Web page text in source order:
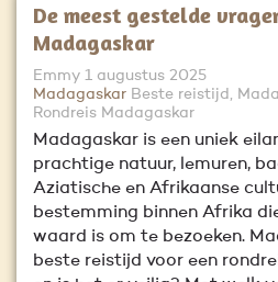
De meest gestelde
Madagaskar
Emmy 1 augustus 2025
Madagaskar Beste reistijd,
Rondreis Madagaskar
Madagaskar is een uniek
prachtige natuur, lemuren,
Aziatische en Afrikaanse
bestemming binnen Afrika
waard is om te bezoeken.
beste reistijd voor een